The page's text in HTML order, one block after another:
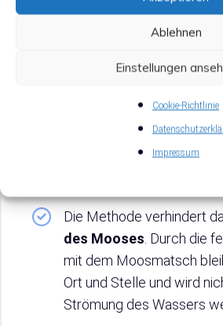
Ablehnen
Einstellungen
Cookie-Richtlinie
Impressum
Es entsteht einestabile
wachsen.
Die Moosmatsch-Methode
das Wachstum des
Die Methode verhindert
des Mooses . Durch die
mit dem Moosmatsch
Ort und Stelle und wird
Strömung des Wassers